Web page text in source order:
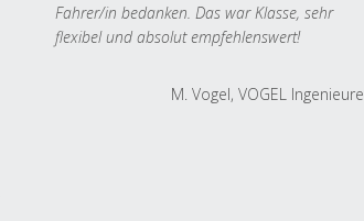
Fahrer/in bedanken. Das war Klasse, sehr
flexibel und absolut empfehlenswert!
M. Vogel, VOGEL Ingenieure